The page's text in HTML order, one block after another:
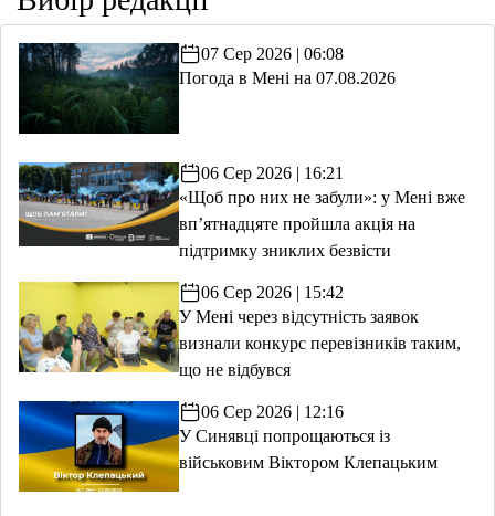
07 Сер 2026 | 06:08
Погода в Мені на 07.08.2026
06 Сер 2026 | 16:21
«Щоб про них не забули»: у Мені вже
вп’ятнадцяте пройшла акція на
підтримку зниклих безвісти
06 Сер 2026 | 15:42
У Мені через відсутність заявок
визнали конкурс перевізників таким,
що не відбувся
06 Сер 2026 | 12:16
У Синявці попрощаються із
військовим Віктором Клепацьким